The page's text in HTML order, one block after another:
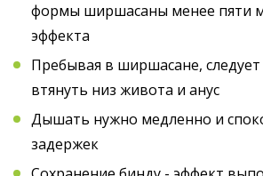
формы ширшасаны менее пяти
эффекта
Пребывая в ширшасане,
втянуть низ живота и анус
Дышать нужно медленно и
задержек